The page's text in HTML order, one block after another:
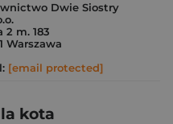
Dwie Siostry
2 m. 183
Warszawa
[email protected]
kota